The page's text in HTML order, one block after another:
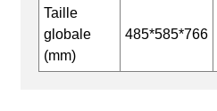
Taille
globale
(mm)
485*585*766